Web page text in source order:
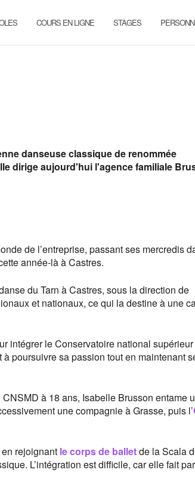
COURS EN LIGNE STAGES
danseuse classique de renommée
dirige aujourd'hui l'agence familiale
de l’entreprise, passant ses mercredis
année-là à Castres.
du Tarn à Castres, sous la direction de
et nationaux, ce qui la destine à une
intégrer le Conservatoire national
poursuivre sa passion tout en maintenant
à 18 ans, Isabelle Brusson entame
une compagnie à Grasse, puis l’
rejoignant le corps de balletde la Scala
L’intégration est difficile, car elle fait